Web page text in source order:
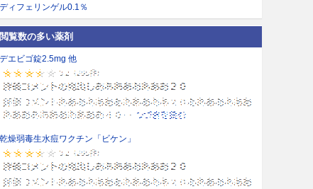
ディフェリンゲル0.1％
閲覧数の多い薬剤
デエビゴ錠2.5mg 他
乾燥弱毒生水痘ワクチン「ビケン」